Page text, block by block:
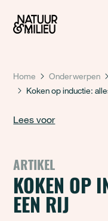
Home Onderwerpen
Koken op inductie:
Lees voor
ARTIKEL
KOKEN OP
EEN RIJ